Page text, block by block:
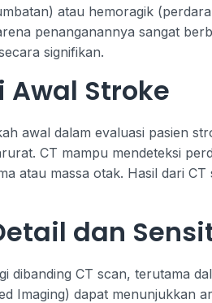
atau hemoragik
penanganannya sangat
signifikan.
Awal Stroke
awal dalam evaluasi pasien
CT mampu mendeteksi
atau massa otak. Hasil dari
dan
dibanding CT scan, terutama
Imaging) dapat menunjukkan